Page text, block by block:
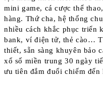
mini game, cá cược thể
hàng. Thứ cha, hệ thống
nhiều cách khắc phục triển
bank, ví điện tử, thẻ cào…
thiết, sẵn sàng khuyên bảo
xổ số miền trung 30 ngày
ưu tiên đắm đuối chiếm